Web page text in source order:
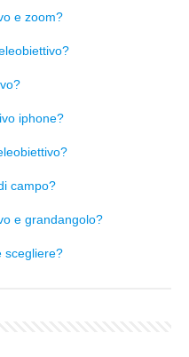
e zoom?
iphone?
campo?
e grandangolo?
scegliere?